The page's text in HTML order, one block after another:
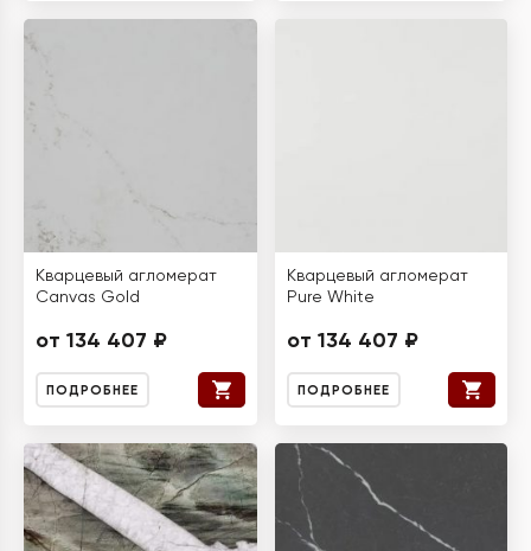
Кварцевый агломерат
Canvas Gold
от 134 407 ₽
ПОДРОБНЕЕ
Кварцевый агломерат
Pure White
от 134 407 ₽
ПОДРОБНЕЕ